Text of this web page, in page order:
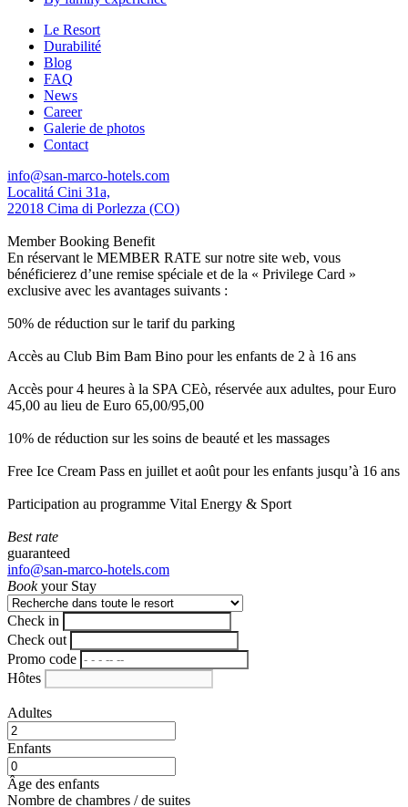
Le Resort
Durabilité
Blog
FAQ
News
Career
Galerie de photos
Contact
info@san-marco-hotels.com
Localitá Cini 31a,
22018 Cima di Porlezza (CO)
Member Booking Benefit
En réservant le MEMBER RATE sur notre site web, vous
bénéficierez d’une remise spéciale et de la « Privilege Card »
exclusive avec les avantages suivants :
50% de réduction sur le tarif du parking
Accès au Club Bim Bam Bino pour les enfants de 2 à 16 ans
Accès pour 4 heures à la SPA CEò, réservée aux adultes, pour Euro
45,00 au lieu de Euro 65,00/95,00
10% de réduction sur les soins de beauté et les massages
Free Ice Cream Pass en juillet et août pour les enfants jusqu’à 16 ans
Participation au programme Vital Energy & Sport
Best rate
guaranteed
info@san-marco-hotels.com
Bookyour Stay
Check in
Check out
Promo code
Hôtes
Adultes
Enfants
Âge des enfants
Nombre de chambres / de suites